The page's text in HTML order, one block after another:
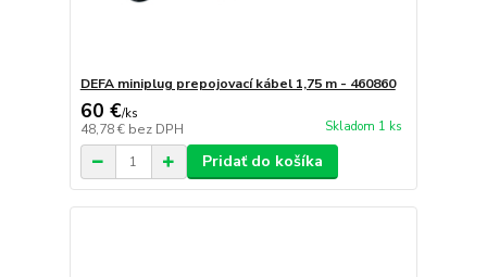
DEFA miniplug prepojovací kábel 1,75 m - 460860
60 €/ks
48,78 € bez DPH Skladom 1 ks
Pridať do košíka